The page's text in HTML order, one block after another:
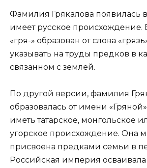
Фамилия Грякалова появилась
имеет русское происхождение.
«гря-» образован от слова
указывать на труды предков в
связанном с землей.
По другой версии, фамилия
образовалась от имени
иметь татарское, монгольское
угорское происхождение. Она
присвоена предками семьи в
Российская империя